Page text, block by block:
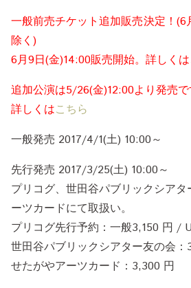
一般前売チケット追加販売決定！(6
除く)
6月9日(金)14:00販売開始。詳しくは
追加公演は5/26(金)12:00より発売で
詳しくはこちら
一般発売 2017/4/1(土) 10:00～
先行発売 2017/3/25(土) 10:00～
プリコグ、世田谷パブリックシア
ーツカードにて取扱い。
プリコグ先行予約：一般3,150 円 /
世田谷パブリックシアター友の会：
せたがやアーツカード：3,300 円